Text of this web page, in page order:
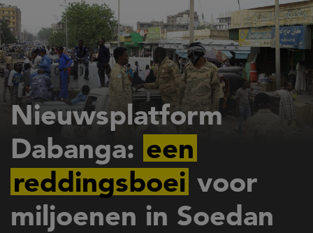
Overslaan
en
naar
de
inhoud
gaan
Nieuwsplatform
Dabanga: een
reddingsboei voor
miljoenen in Soedan